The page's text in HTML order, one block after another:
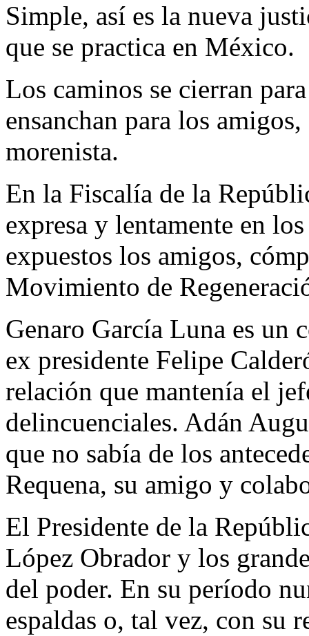
Simple, así es la nueva
que se practica en México.
Los caminos se cierran
ensanchan para los
morenista.
En la Fiscalía de la
expresa y lentamente en
expuestos los amigos,
Movimiento de
Genaro García Luna es un
ex presidente Felipe
relación que mantenía el
delincuenciales. Adán
que no sabía de los
Requena, su amigo y
El Presidente de la
López Obrador y los
del poder. En su período
espaldas o, tal vez, con su